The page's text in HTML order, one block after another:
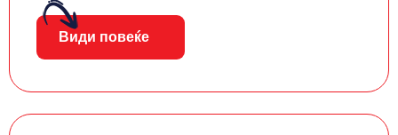
Види повеќе